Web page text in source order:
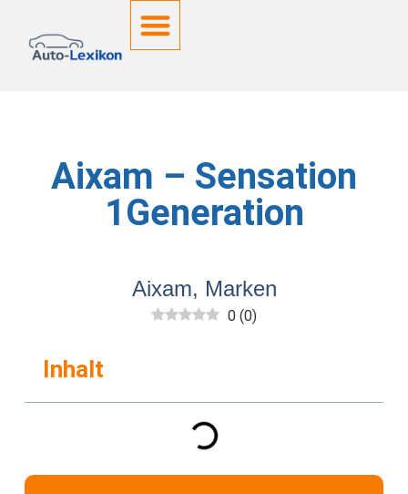
Aixam – Sensation
1Generation
Aixam, Marken
0 (0)
Inhalt